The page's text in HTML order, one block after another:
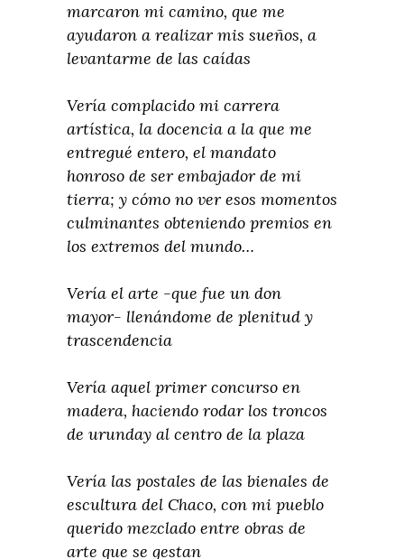
marcaron mi camino, que me
ayudaron a realizar mis sueños, a
levantarme de las caídas
Vería complacido mi carrera
artística, la docencia a la que me
entregué entero, el mandato
honroso de ser embajador de mi
tierra; y cómo no ver esos momentos
culminantes obteniendo premios en
los extremos del mundo…
Vería el arte -que fue un don
mayor- llenándome de plenitud y
trascendencia
Vería aquel primer concurso en
madera, haciendo rodar los troncos
de urunday al centro de la plaza
Vería las postales de las bienales de
escultura del Chaco, con mi pueblo
querido mezclado entre obras de
arte que se gestan